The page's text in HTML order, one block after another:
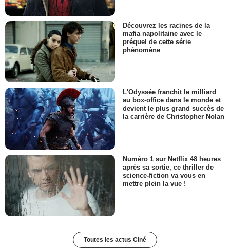
Découvrez les racines de la
mafia napolitaine avec le
préquel de cette série
phénomène
L'Odyssée franchit le milliard
au box-office dans le monde et
devient le plus grand succès de
la carrière de Christopher Nolan
Numéro 1 sur Netflix 48 heures
après sa sortie, ce thriller de
science-fiction va vous en
mettre plein la vue !
Toutes les actus Ciné